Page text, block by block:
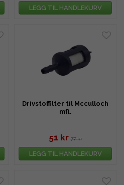
LEGG TIL HANDLEKURV
Drivstoffilter til Mcculloch
mfl.
51 kr 77 kr
LEGG TIL HANDLEKURV